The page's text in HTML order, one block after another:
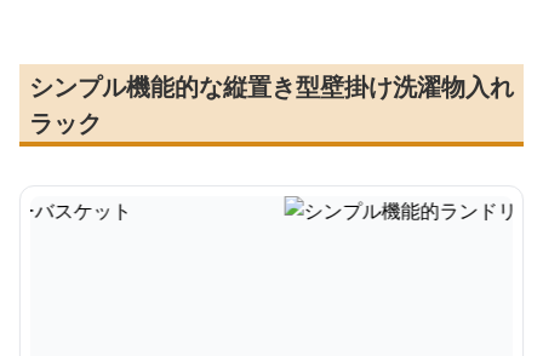
シンプル機能的な縦置き型壁掛け洗濯物入れ
ラック